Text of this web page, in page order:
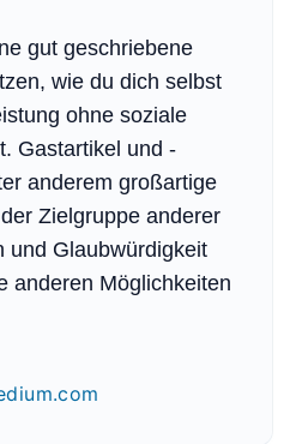
gut geschriebene
wie du dich selbst
ohne soziale
Gastartikel und -
anderem großartige
Zielgruppe anderer
und Glaubwürdigkeit
anderen Möglichkeiten